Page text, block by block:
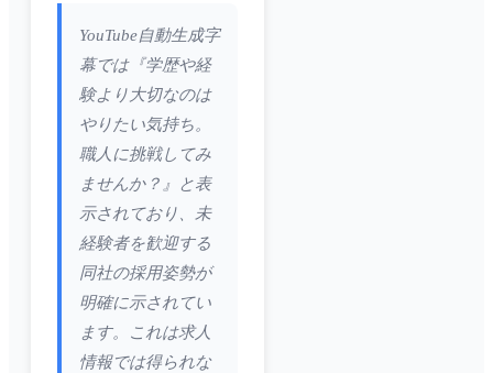
YouTube自動生成字
幕では『学歴や経
験より大切なのは
やりたい気持ち。
職人に挑戦してみ
ませんか？』と表
示されており、未
経験者を歓迎する
同社の採用姿勢が
明確に示されてい
ます。これは求人
情報では得られな